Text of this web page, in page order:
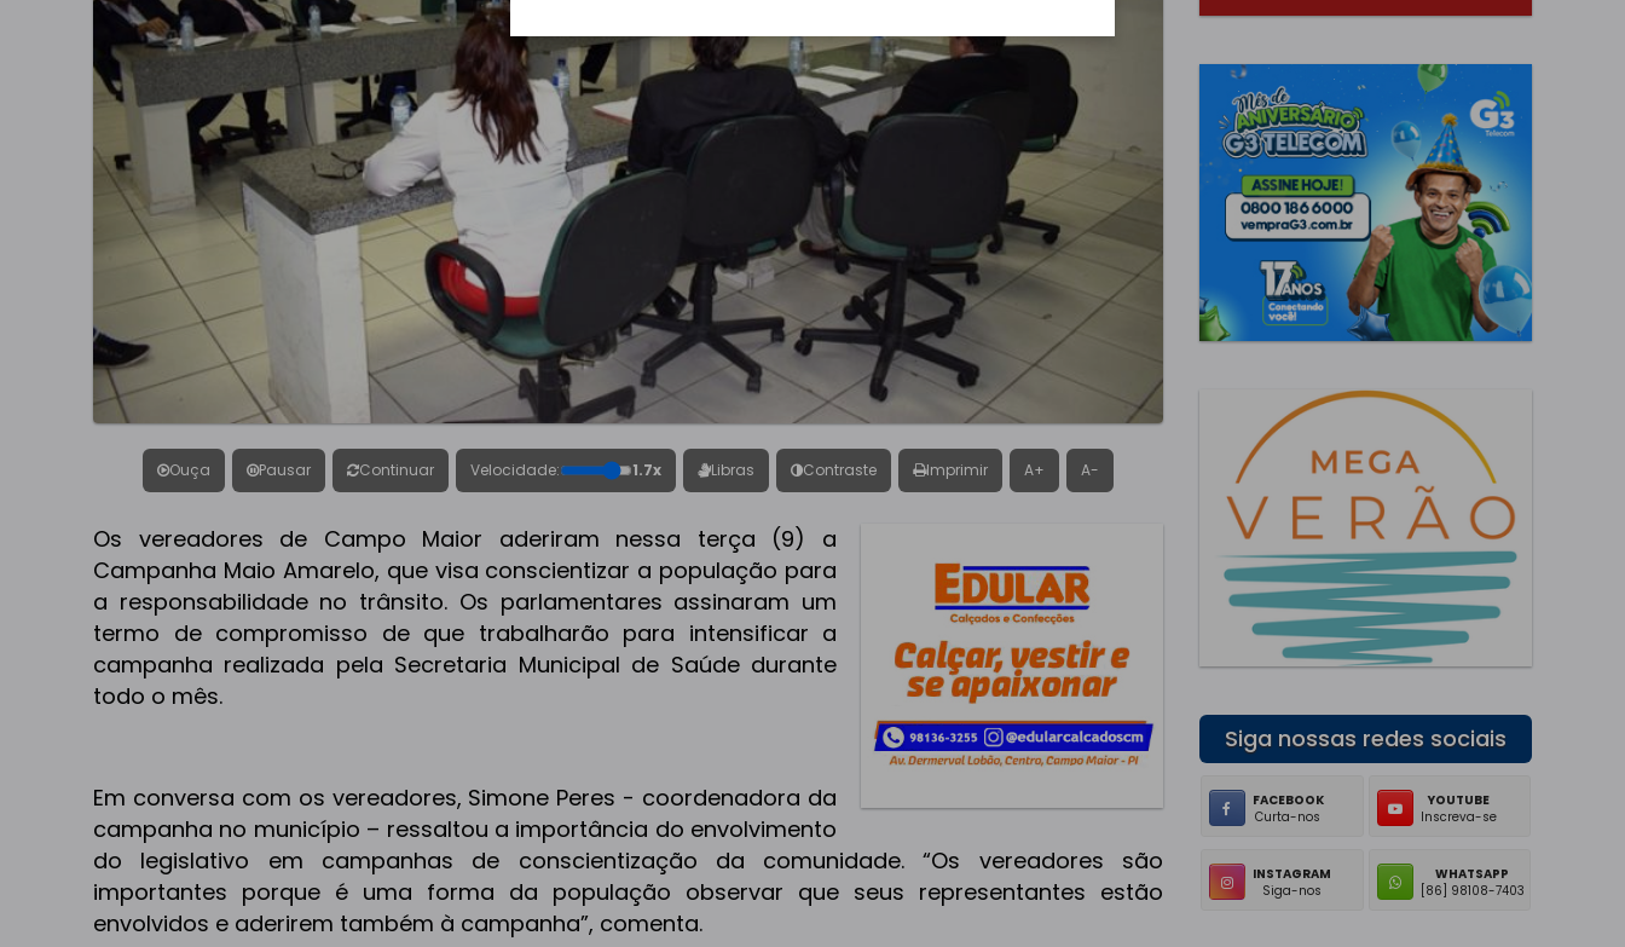
Ouça Pausar Continuar Velocidade: 1.7x Libras Contraste Imprimir A+ A-
Os vereadores de Campo Maior aderiram nessa terça (9) a
Campanha Maio Amarelo, que visa conscientizar a população para
a responsabilidade no trânsito. Os parlamentares assinaram um
termo de compromisso de que trabalharão para intensificar a
campanha realizada pela Secretaria Municipal de Saúde durante
todo o mês.
Em conversa com os vereadores, Simone Peres - coordenadora da
campanha no município – ressaltou a importância do envolvimento
do legislativo em campanhas de conscientização da comunidade. “Os vereadores são
importantes porque é uma forma da população observar que seus representantes estão
envolvidos e aderirem também à campanha”, comenta.
Siga nossas redes sociais
FACEBOOK
Curta-nos
YOUTUBE
Inscreva-se
INSTAGRAM
Siga-nos
WHATSAPP
[86] 98108-7403